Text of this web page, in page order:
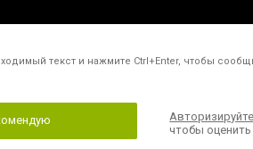
текст и нажмите Ctrl+Enter, чтобы
чтобы